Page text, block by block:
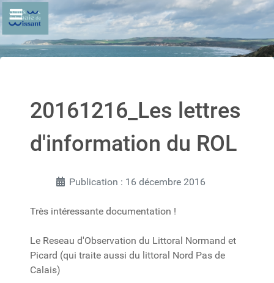
20161216_Les lettres
d'information du ROL
Publication : 16 décembre 2016
Très intéressante documentation !
Le Reseau d'Observation du Littoral Normand et
Picard (qui traite aussi du littoral Nord Pas de
Calais)